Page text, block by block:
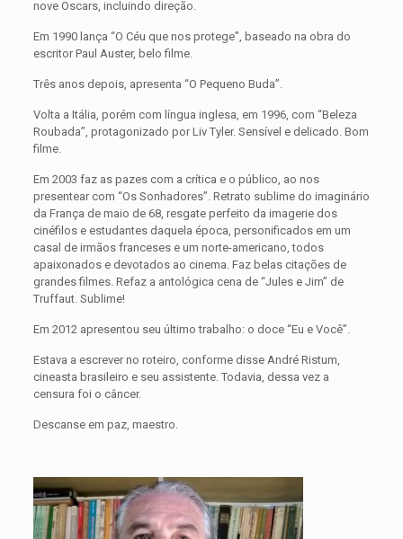
nove Oscars, incluindo direção.
Em 1990 lança “O Céu que nos protege”, baseado na obra do
escritor Paul Auster, belo filme.
Três anos depois, apresenta “O Pequeno Buda”.
Volta a Itália, porém com língua inglesa, em 1996, com “Beleza
Roubada”, protagonizado por Liv Tyler. Sensível e delicado. Bom
filme.
Em 2003 faz as pazes com a crítica e o público, ao nos
presentear com “Os Sonhadores”. Retrato sublime do imaginário
da França de maio de 68, resgate perfeito da imagerie dos
cinéfilos e estudantes daquela época, personificados em um
casal de irmãos franceses e um norte-americano, todos
apaixonados e devotados ao cinema. Faz belas citações de
grandes filmes. Refaz a antológica cena de “Jules e Jim” de
Truffaut. Sublime!
Em 2012 apresentou seu último trabalho: o doce “Eu e Você”.
Estava a escrever no roteiro, conforme disse André Ristum,
cineasta brasileiro e seu assistente. Todavia, dessa vez a
censura foi o câncer.
Descanse em paz, maestro.